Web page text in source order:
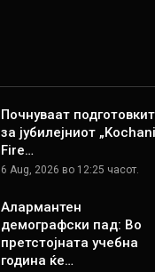
Почнуваат
за јубилејниот „Kochani
Fire…
6 Aug, 2026 во 12:25 часот.
Алармантен
демографски пад: Во
претстојната учебна
година ќе…